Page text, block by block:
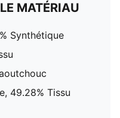
MATÉRIAU
Synthétique
49.28% Tissu